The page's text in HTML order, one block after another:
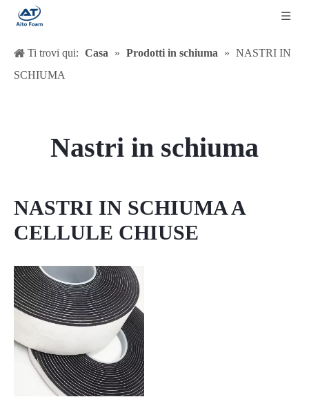
Ti trovi qui: Casa » Prodotti in schiuma » NASTRI IN
SCHIUMA
Nastri in schiuma
NASTRI IN SCHIUMA A
CELLULE CHIUSE